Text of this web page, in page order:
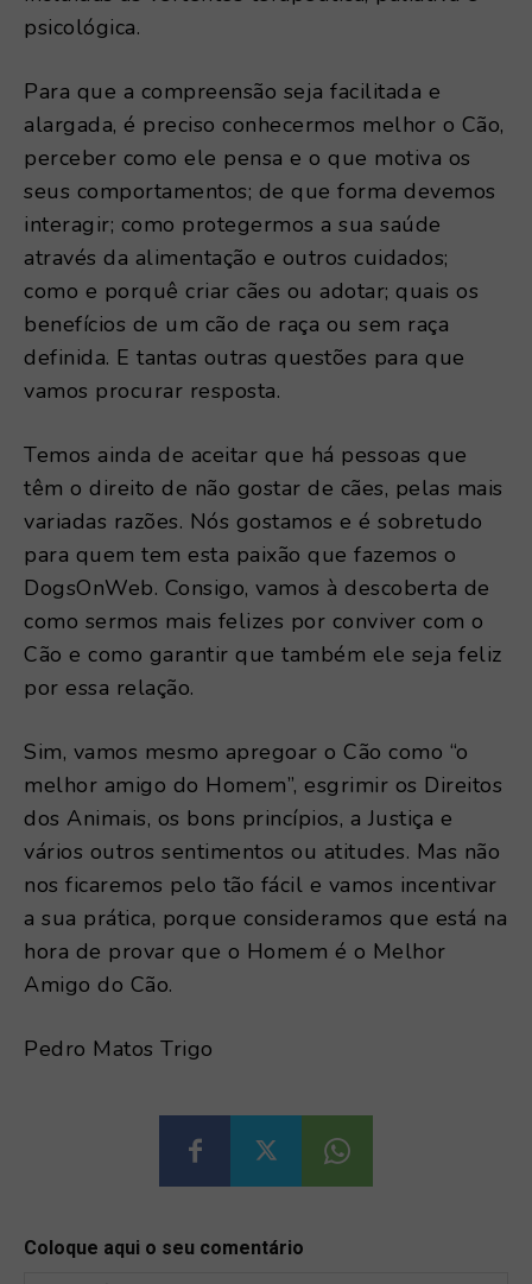
psicológica.
Para que a compreensão seja facilitada e
alargada, é preciso conhecermos melhor o Cão,
perceber como ele pensa e o que motiva os
seus comportamentos; de que forma devemos
interagir; como protegermos a sua saúde
através da alimentação e outros cuidados;
como e porquê criar cães ou adotar; quais os
benefícios de um cão de raça ou sem raça
definida. E tantas outras questões para que
vamos procurar resposta.
Temos ainda de aceitar que há pessoas que
têm o direito de não gostar de cães, pelas mais
variadas razões. Nós gostamos e é sobretudo
para quem tem esta paixão que fazemos o
DogsOnWeb. Consigo, vamos à descoberta de
como sermos mais felizes por conviver com o
Cão e como garantir que também ele seja feliz
por essa relação.
Sim, vamos mesmo apregoar o Cão como “o
melhor amigo do Homem”, esgrimir os Direitos
dos Animais, os bons princípios, a Justiça e
vários outros sentimentos ou atitudes. Mas não
nos ficaremos pelo tão fácil e vamos incentivar
a sua prática, porque consideramos que está na
hora de provar que o Homem é o Melhor
Amigo do Cão.
Pedro Matos Trigo
Coloque aqui o seu comentário